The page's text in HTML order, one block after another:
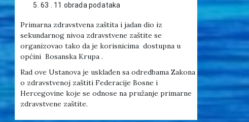
63 . 11 obrada podataka
Primarna zdravstvena zaštita i jadan dio iz
sekundarnog nivoa zdravstvene zaštite se
organizovao tako da je korisnicima dostupna u
općini Bosanska Krupa .
Rad ove Ustanova je usklađen sa odredbama Zakona
o zdravstvenoj zaštiti Federacije Bosne i
Hercegovine koje se odnose na pružanje primarne
zdravstvene zaštite.